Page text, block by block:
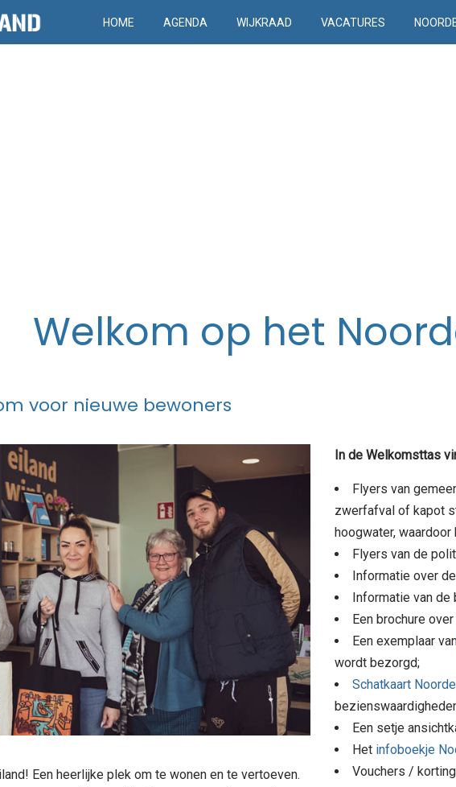
HOME AGENDA WIJKRAAD VACATURES
Welkom op het
voor nieuwe bewoners
Een heerlijke plek om te wonen en te vertoeven.
In de Welkomsttas
Flyers van
zwerfafval of kapot
hoogwater,
Flyers van de
Informatie over
Informatie van de
Een brochure
Een exemplaar
wordt bezorgd;
Schatkaart
Een setje
Het infoboekje
Vouchers /